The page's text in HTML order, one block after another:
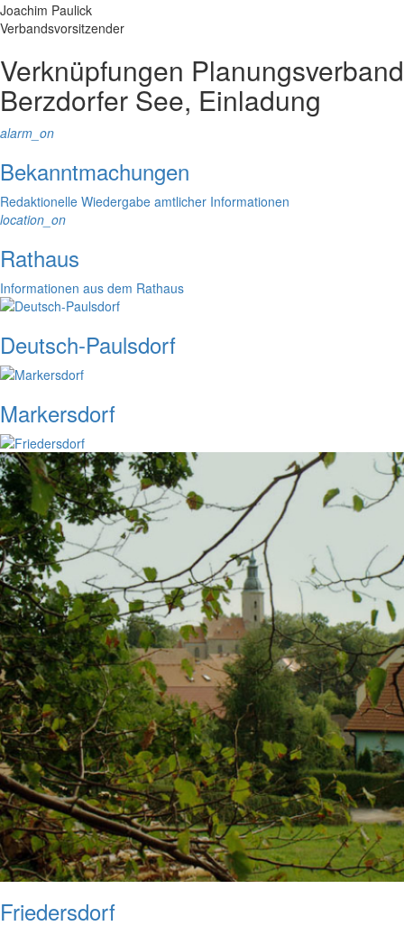
Joachim Paulick
Verbandsvorsitzender
Verknüpfungen Planungsverband
Berzdorfer See, Einladung
alarm_on
Bekanntmachungen
Redaktionelle Wiedergabe amtlicher Informationen
location_on
Rathaus
Informationen aus dem Rathaus
Deutsch-Paulsdorf
Markersdorf
Friedersdorf